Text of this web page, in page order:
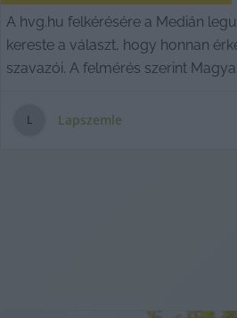
A hvg.hu felkérésére a Medián
kereste a választ, hogy honnan
szavazói. A felmérés szerint
L Lapszemle